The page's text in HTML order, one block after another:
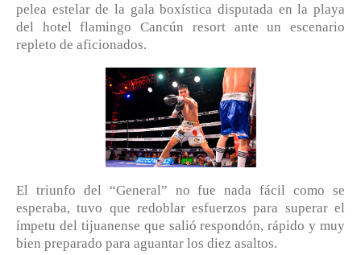
pelea estelar de la gala boxística disputada en la playa
del hotel flamingo Cancún resort ante un escenario
repleto de aficionados.
El triunfo del “General” no fue nada fácil como se
esperaba, tuvo que redoblar esfuerzos para superar el
ímpetu del tijuanense que salió respondón, rápido y muy
bien preparado para aguantar los diez asaltos.